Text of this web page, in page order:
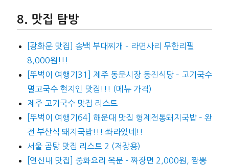
맛집 탐방
[광화문 맛집] 송백 부대찌개 – 라면사리 무한리필
8,000원!!!
[뚜벅이 여행기31] 제주 동문시장 동진식당 – 고기국수
멸고국수 현지인 맛집!!! (메뉴 가격)
제주 고기국수 맛집 리스트
[뚜벅이 여행기64] 해운대 맛집 형제전통돼지국밥 – 완
전 부산식 돼지국밥!!! 쏴라있네!!
서울 곰탕 맛집 리스트 2 (저장용)
[연신내 맛집] 중화요리 옥문 – 짜장면 2,000원, 짬뽕